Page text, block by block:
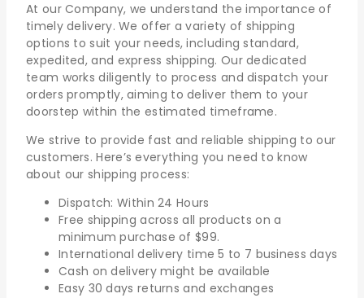
At our Company, we understand the importance of
timely delivery. We offer a variety of shipping
options to suit your needs, including standard,
expedited, and express shipping. Our dedicated
team works diligently to process and dispatch your
orders promptly, aiming to deliver them to your
doorstep within the estimated timeframe.
We strive to provide fast and reliable shipping to our
customers. Here’s everything you need to know
about our shipping process:
Dispatch: Within 24 Hours
Free shipping across all products on a
minimum purchase of $99.
International delivery time 5 to 7 business days
Cash on delivery might be available
Easy 30 days returns and exchanges